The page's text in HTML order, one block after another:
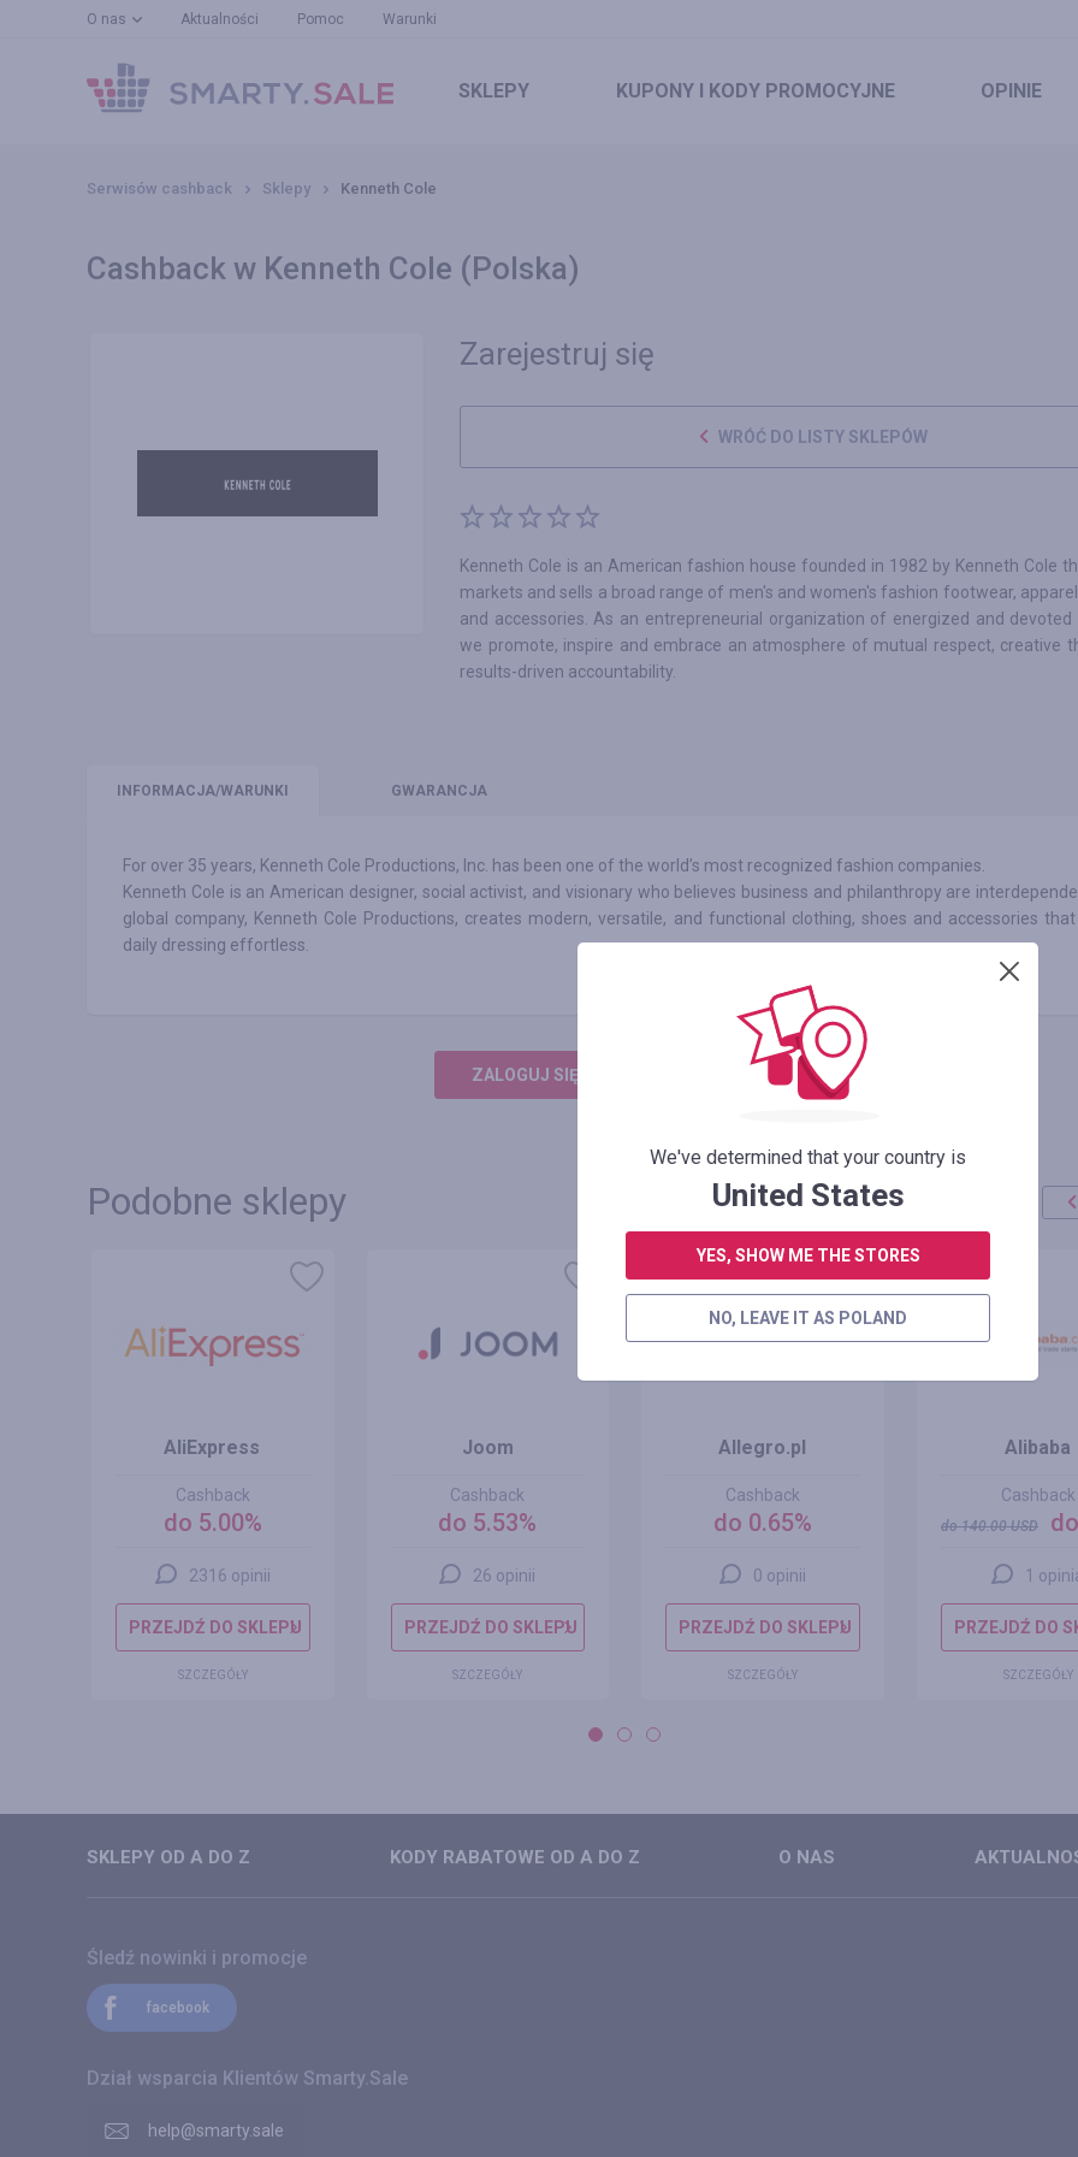
O nas Aktualności Pomoc Warunki
SKLEPY KUPONYI KODY PROMOCYJNE OPINIE
Serwisów cashback Sklepy Kenneth Cole
Cashback w Kenneth Cole (Polska)
Zarejestruj się
WRÓĆ DO LISTY SKLEPÓW
Kenneth Cole is an American fashion house founded in 1982 by Kenneth Cole
markets and sells a broad range of men's and women's fashion footwear,
and accessories. As an entrepreneurial organization of energized and devoted
we promote, inspire and embrace an atmosphere of mutual respect, creative
results-driven accountability.
INFO RMACJA/WARUNKI GWARANCJA
For over 35 years, Kenneth Cole Productions, Inc. has been one of the world’s most recognized fashion companies.
Kenneth Cole is an American designer, social activist, and visionary who believes business and philanthropy are
global company, Kenneth Cole Productions, creates modern, versatile, and functional clothing, shoes and accessories
daily dressing effortless.
ZALOGUJ SIĘ, ŻEBY ZOSTAWIĆ OPINIĘ
Podobne sklepy
AliExpress
Cashback
do 5.00%
2316 opinii
PRZEJDŹ DO SKLEPU
SZCZEGÓŁY
Joom
Cashback
do 5.53%
26 opinii
PRZEJDŹ DO SKLEPU
SZCZEGÓŁY
Allegro.pl
Cashback
do 0.65%
0 opinii
PRZEJDŹ DO SKLEPU
SZCZEGÓŁY
promocja
+100%
Alibaba
Cashback
do140.00USD
1
PRZEJDŹ DO
SZCZEGÓŁY
SKLEPY OD A DO Z KODY RABATOWE OD A DO Z O NAS
Śledź nowinki i promocje
facebook
Dział wsparcia Klientów Smarty.Sale
help@smarty.sale
We've determined that your country is
United States
YES, SHOW ME THE STORES
NO, LEAVE IT AS POLAND